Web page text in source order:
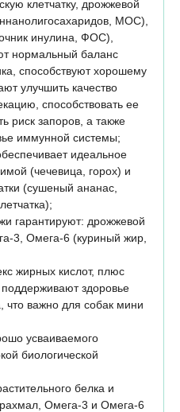
клетчатку, дрожжевой
МОС),
инулина, ФОС),
нормальный баланс
способствуют хорошему
улучшить качество
способствовать ее
риск запоров, а также
иммунной системы;
идеальное
(чечевица, горох) и
(сушеный ананас,
гарантируют: дрожжевой
3, Омега-6 (куриный жир,
жирных кислот, плюс
здоровье
что важно для собак мини
усваиваемого
биологической
белка и
Омега-3 и Омега-6